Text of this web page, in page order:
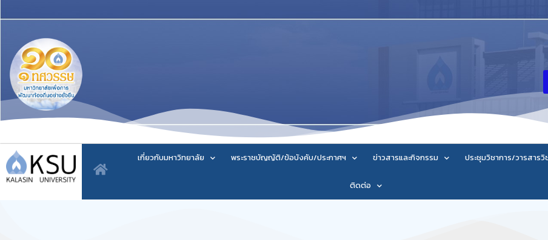
เกี่ยวกับมหาวิทยาลัย พระราชบัญญัติ/ข้อบังคับ/ประกาศฯ ข่าวสารและกิจกรรม ประชุมวิชาการ/วารสารวิ
ติดต่อ